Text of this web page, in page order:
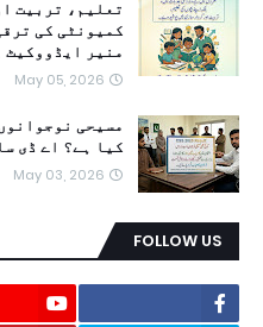
تعلیم، تربیت
کمیونٹی کی
منیر ایڈووکیٹ
May 05, 2026
مسیحی
کیا ہے؟ اے ڈی
May 03, 2026
FOLLOW US